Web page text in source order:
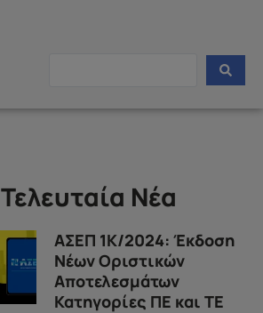
Τελευταία Νέα
ΑΣΕΠ 1Κ/2024: Έκδοση
Νέων Οριστικών
Αποτελεσμάτων
Κατηγορίες ΠΕ και ΤΕ